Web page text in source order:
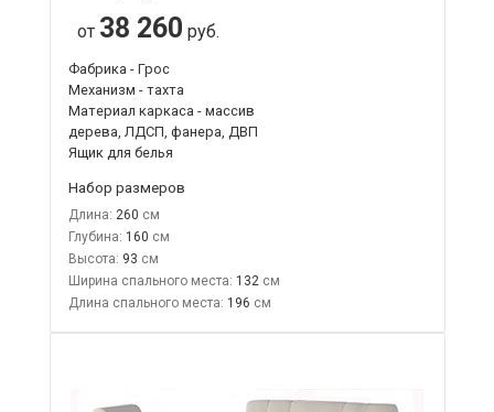
от 38 260 руб.
Фабрика - Грос
Механизм - тахта
Материал каркаса - массив
дерева, ЛДСП, фанера, ДВП
Ящик для белья
Набор размеров
Длина: 260
Глубина: 160
Высота: 93
Ширина спального места: 132
Длина спального места: 196